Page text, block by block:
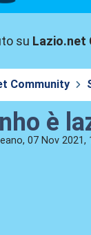
su Lazio.net
Community
è
07 Nov 2021,